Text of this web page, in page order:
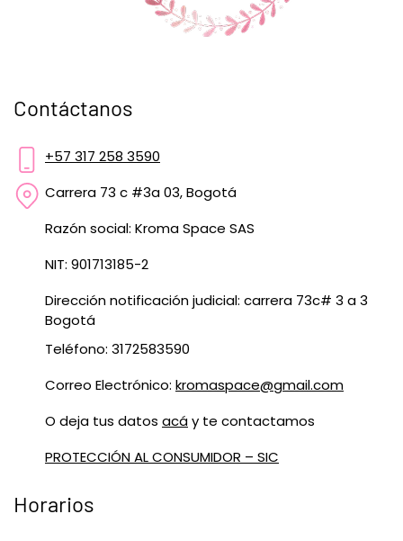
Contáctanos
+57 317 258 3590
Carrera 73 c #3a 03, Bogotá
Razón social: Kroma Space SAS
NIT: 901713185-2
Dirección notificación judicial: carrera 73c# 3 a 3
Bogotá
Teléfono: 3172583590
Correo Electrónico: kromaspace@gmail.com
O deja tus datos acáy te contactamos
PROTECCIÓN AL CONSUMIDOR – SIC
Horarios